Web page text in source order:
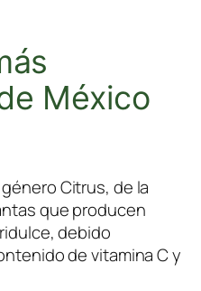
México
Citrus, de la
que producen
debido
de vitamina C y